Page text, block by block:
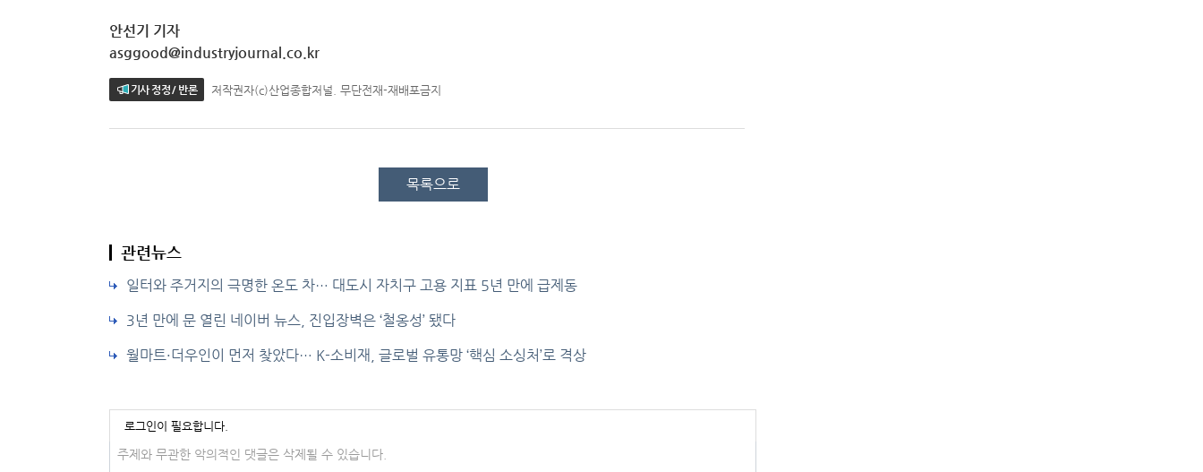
안선기 기자
asggood@industryjournal.co.kr
기사 정정 / 반론 저작권자(c)산업종합저널. 무단전재-재배포금지
목록으로
관련뉴스
일터와 주거지의 극명한 온도 차… 대도시 자치구 고용 지표 5년 만에 급제동
3년 만에 문 열린 네이버 뉴스, 진입장벽은 ‘철옹성’ 됐다
월마트·더우인이 먼저 찾았다… K-소비재, 글로벌 유통망 ‘핵심 소싱처’로 격상
로그인이 필요합니다.
댓글입력